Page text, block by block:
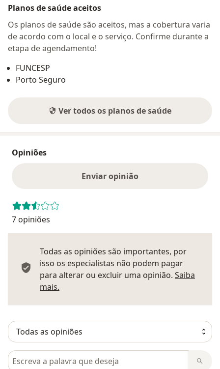
Planos de saúde aceitos
Os planos de saúde são aceitos, mas a cobertura varia
de acordo com o local e o serviço. Confirme durante a
etapa de agendamento!
FUNCESP
Porto Seguro
Ver todos os planos de saúde
Opiniões
Enviar opinião
7 opiniões
Todas as opiniões são importantes, por
isso os especialistas não podem pagar
para alterar ou excluir uma opinião. Saiba
mais.
Pesquisar em opiniões